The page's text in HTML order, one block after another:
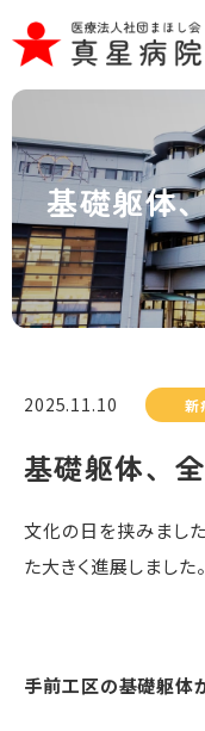
基礎躯体
2025.11.10 新
基礎躯体、
文化の日を挟みまし
た大きく進展しました。
手前工区の基礎躯体